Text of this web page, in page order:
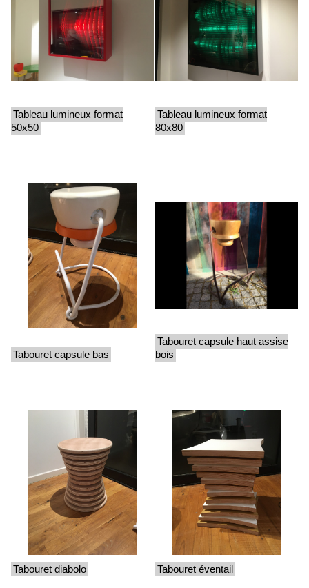
Tableau lumineux format
50x50
Tableau lumineux format
80x80
Tabouret capsule bas
Tabouret capsule haut assise
bois
Tabouret diabolo Tabouret éventail